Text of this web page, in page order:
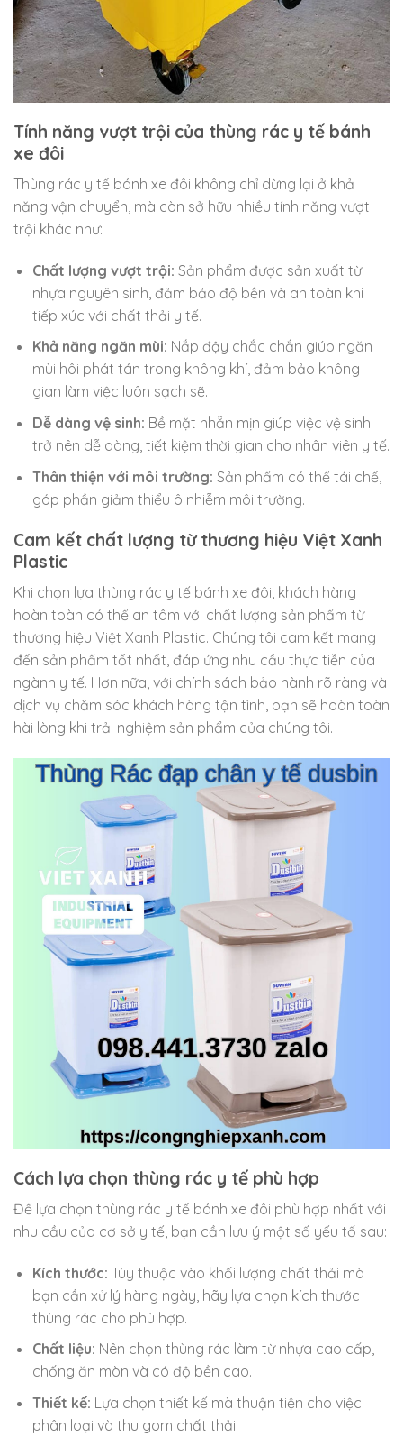
Tính năng vượt trội của thùng rác y tế bánh
xe đôi
Thùng rác y tế bánh xe đôi không chỉ dừng lại ở khả
năng vận chuyển, mà còn sở hữu nhiều tính năng vượt
trội khác như:
Chất lượng vượt trội: Sản phẩm được sản xuất từ
nhựa nguyên sinh, đảm bảo độ bền và an toàn khi
tiếp xúc với chất thải y tế.
Khả năng ngăn mùi: Nắp đậy chắc chắn giúp ngăn
mùi hôi phát tán trong không khí, đảm bảo không
gian làm việc luôn sạch sẽ.
Dễ dàng vệ sinh: Bề mặt nhẵn mịn giúp việc vệ sinh
trở nên dễ dàng, tiết kiệm thời gian cho nhân viên y tế.
Thân thiện với môi trường: Sản phẩm có thể tái chế,
góp phần giảm thiểu ô nhiễm môi trường.
Cam kết chất lượng từ thương hiệu Việt Xanh
Plastic
Khi chọn lựa thùng rác y tế bánh xe đôi, khách hàng
hoàn toàn có thể an tâm với chất lượng sản phẩm từ
thương hiệu Việt Xanh Plastic. Chúng tôi cam kết mang
đến sản phẩm tốt nhất, đáp ứng nhu cầu thực tiễn của
ngành y tế. Hơn nữa, với chính sách bảo hành rõ ràng và
dịch vụ chăm sóc khách hàng tận tình, bạn sẽ hoàn toàn
hài lòng khi trải nghiệm sản phẩm của chúng tôi.
Cách lựa chọn thùng rác y tế phù hợp
Để lựa chọn thùng rác y tế bánh xe đôi phù hợp nhất với
nhu cầu của cơ sở y tế, bạn cần lưu ý một số yếu tố sau:
Kích thước: Tùy thuộc vào khối lượng chất thải mà
bạn cần xử lý hàng ngày, hãy lựa chọn kích thước
thùng rác cho phù hợp.
Chất liệu: Nên chọn thùng rác làm từ nhựa cao cấp,
chống ăn mòn và có độ bền cao.
Thiết kế: Lựa chọn thiết kế mà thuận tiện cho việc
phân loại và thu gom chất thải.